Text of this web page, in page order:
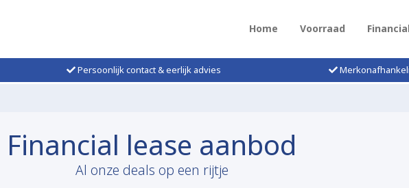
Home Voorraad
Persoonlijk contact & eerlijk advies
Financial lease aanbod
Al onze deals op een rijtje